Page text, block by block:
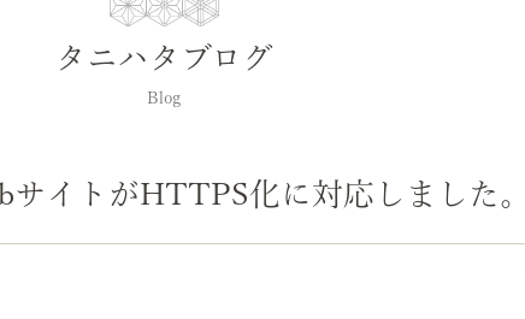
タニハタブログ
Blog
サイトがHTTPS化に対応しました。